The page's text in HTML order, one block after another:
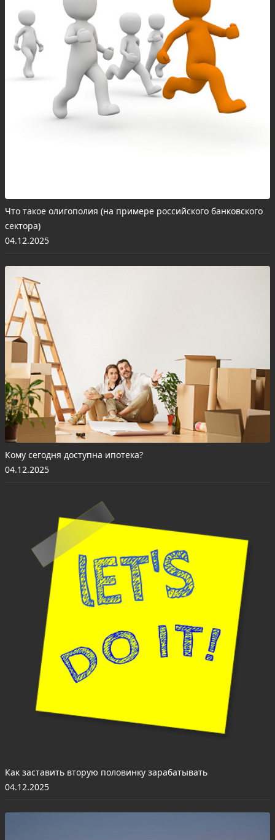
Что такое олигополия (на примере российского банковского
сектора)
04.12.2025
Кому сегодня доступна ипотека?
04.12.2025
Как заставить вторую половинку зарабатывать
04.12.2025